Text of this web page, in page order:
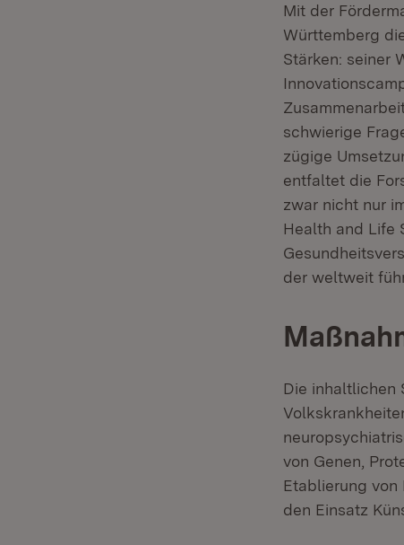
Mit der
Württemberg
Stärken: seiner
schwierige
zügige
entfaltet die
zwar nicht nur
Health and Life
der weltweit
Die inhaltlichen
von Genen,
Etablierung von
den Einsatz